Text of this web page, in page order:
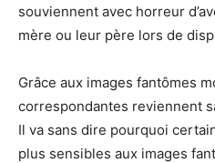
souviennent avec horreur
mère ou leur père lors de
Grâce aux images fantômes
correspondantes reviennent
Il va sans dire pourquoi
plus sensibles aux images